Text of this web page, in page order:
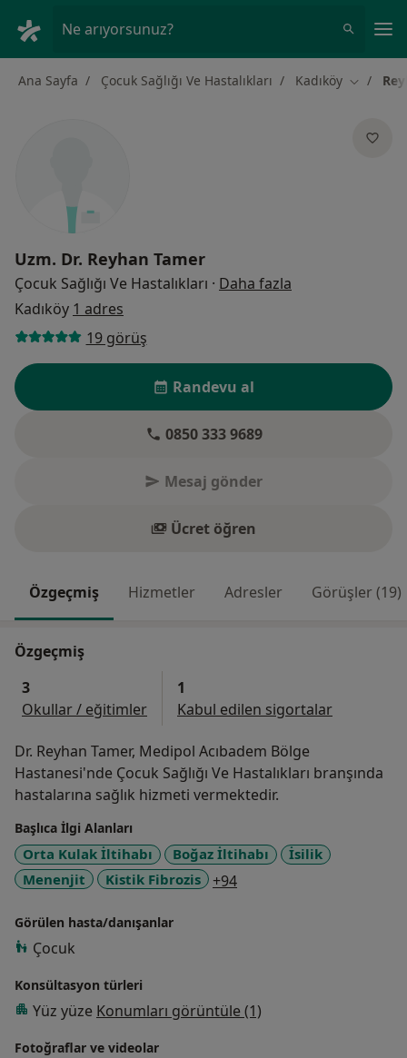
Ne arıyorsunuz?
Ana Sayfa Çocuk Sağlığı Ve Hastalıkları Kadıköy Şehir
Uzm. Dr. Reyhan Tamer
Çocuk Sağlığı Ve Hastalıkları · Daha fazla
Kadıköy 1 adres
19 görüş
Randevu al
0850 333 9689
Mesaj gönder
Ücret öğren
Özgeçmiş Hizmetler Adresler Görüşler (19)
Özgeçmiş
3
Okullar / eğitimler
1
Kabul edilen sigortalar
Dr. Reyhan Tamer, Medipol Acıbadem Bölge
Hastanesi'nde Çocuk Sağlığı Ve Hastalıkları branşında
hastalarına sağlık hizmeti vermektedir.
Başlıca İlgi Alanları
Orta Kulak İltihabı Boğaz İltihabı
İsilik
Menenjit
Kistik Fibrozis +94a11y_sr_more_diseases
Görülen hasta/danışanlar
Çocuk
Konsültasyon türleri
Yüz yüze Konumları görüntüle (1)
Fotoğraflar ve videolar